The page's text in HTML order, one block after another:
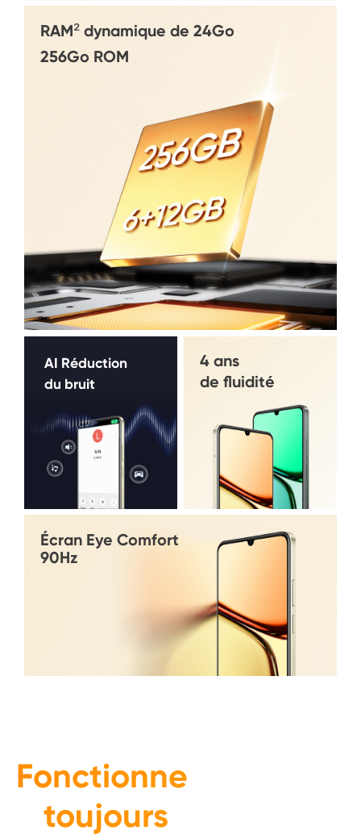
AI Réduction
du bruit
RAM² dynamique de 24Go
256Go ROM
4 ans
de fluidité
Écran Eye Comfort
90Hz
Fonctionne
toujours